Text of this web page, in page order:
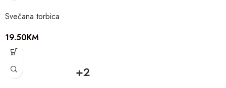
Svečana torbica
19.50KM
+2